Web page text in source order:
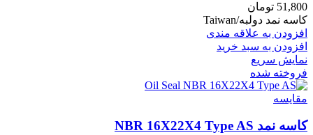
51,800 تومان
کاسه نمد دولبه/Taiwan
افزودن به علاقه مندی
افزودن به سبد خرید
نمایش سریع
فروخته شده
مقايسه
کاسه نمد NBR 16X22X4 Type AS